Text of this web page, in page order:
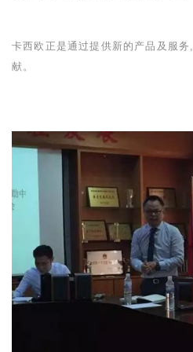
卡西欧正是通过提供新的产品及服
献。